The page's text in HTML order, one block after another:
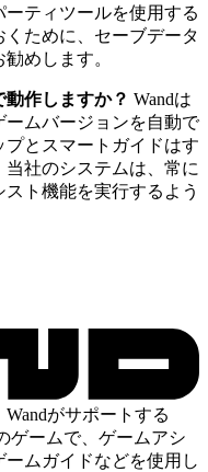
ティツールを使用する
ために、セーブデータ
めします。
作しますか？ Wandは
ムバージョンを自動で
とスマートガイドはす
社のシステムは、常に
ト機能を実行するよう
がサポートする
ゲームで、ゲームアシ
ムガイドなどを使用し